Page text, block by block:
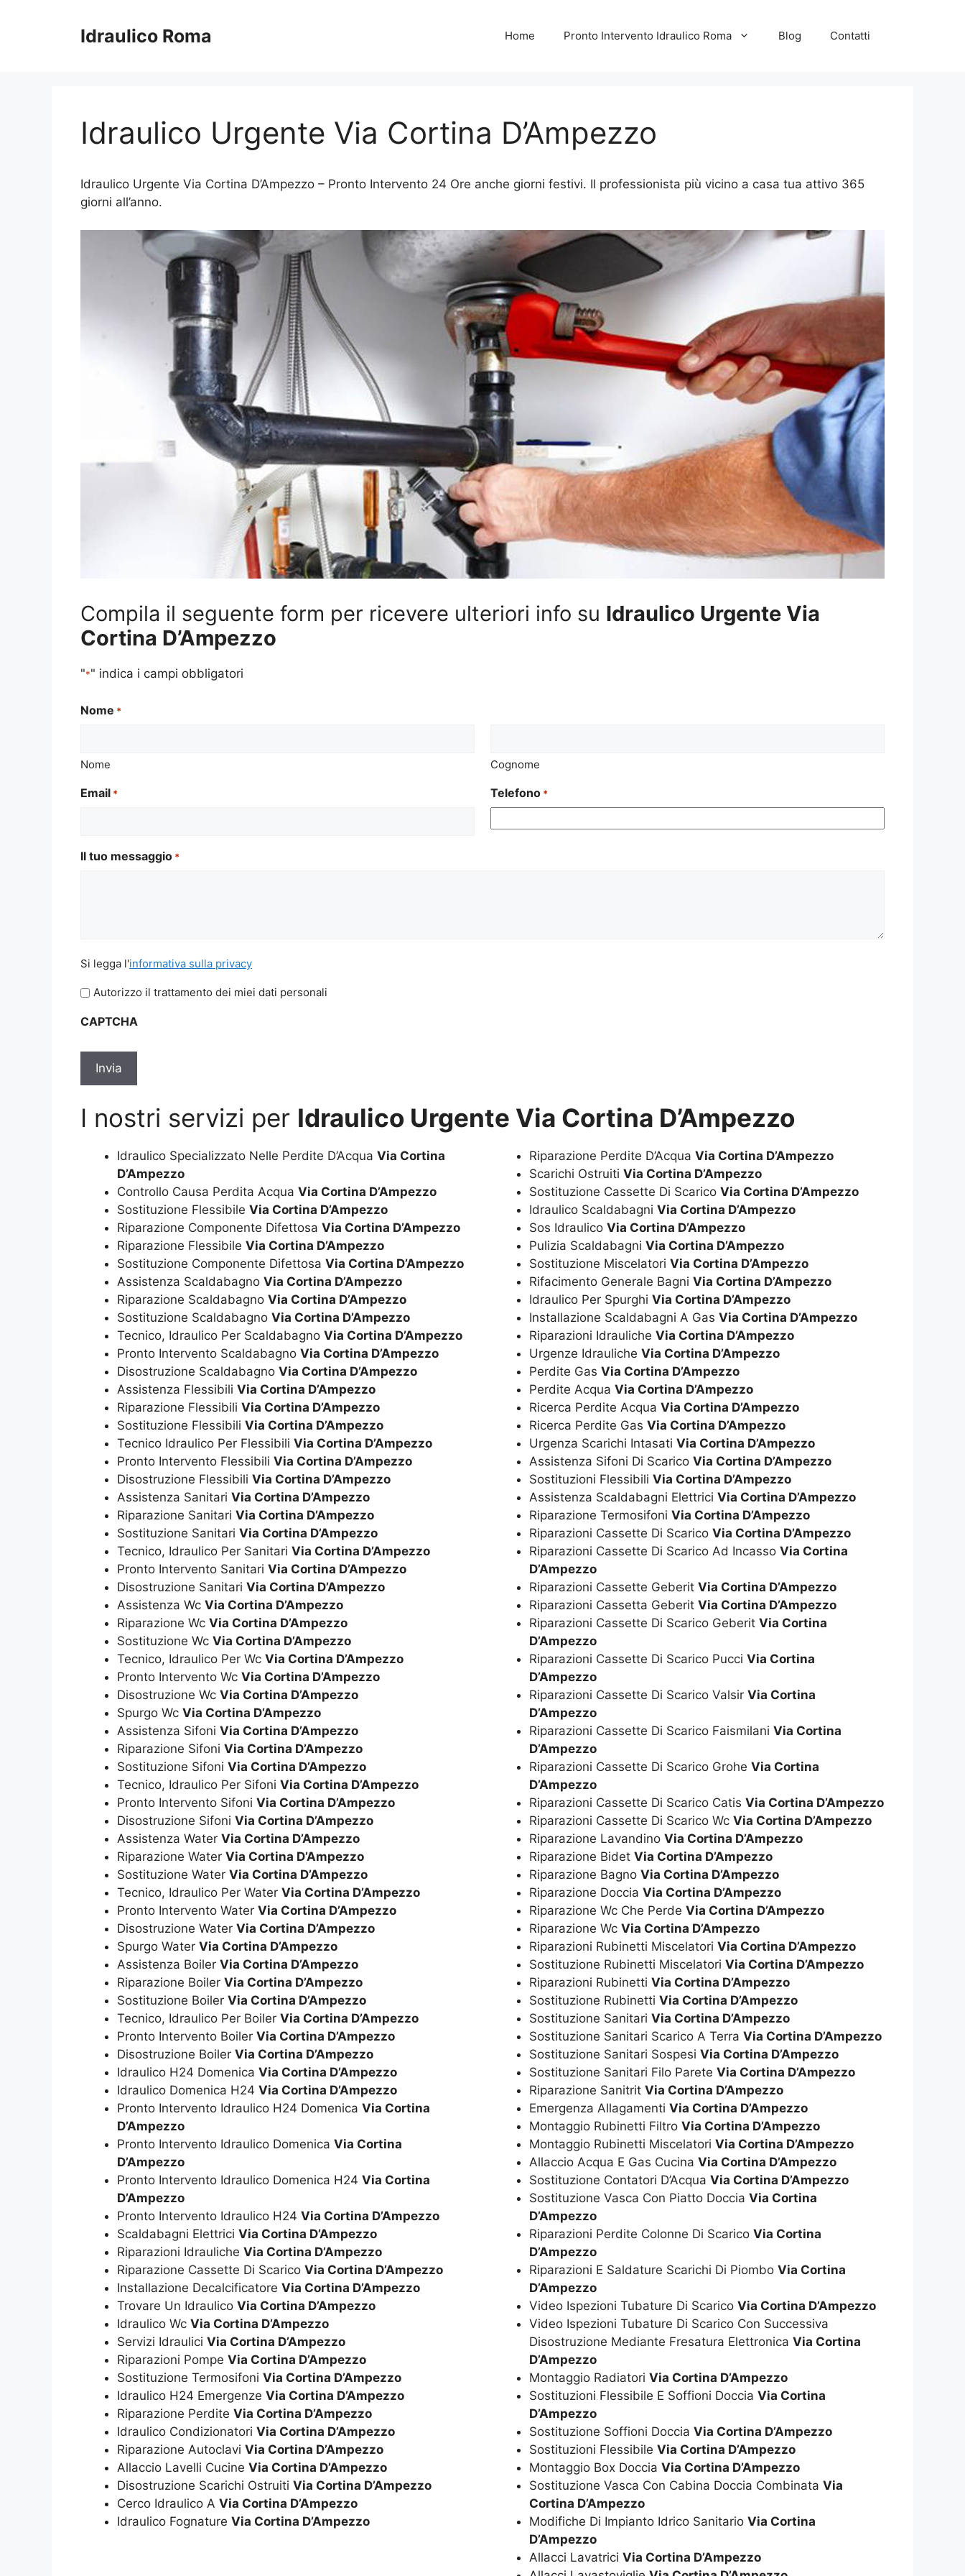
Idraulico Roma Home Pronto Intervento Idraulico Roma Blog Contatti
Idraulico Urgente Via Cortina D’Ampezzo
Idraulico Urgente Via Cortina D’Ampezzo – Pronto Intervento 24 Ore anche giorni festivi. Il professionista più vicino a casa tua attivo 365
giorni all’anno.
Compila il seguente form per ricevere ulteriori info su Idraulico Urgente Via
Cortina D’Ampezzo
"*" indica i campi obbligatori
Nome *
Nome Cognome
Email * Telefono *
Il tuo messaggio *
Si
l'informativa
sulla
*
Si legga l'informativa sulla privacy
Autorizzo il trattamento dei miei dati personali
CAPTCHA
I nostri servizi per Idraulico Urgente Via Cortina D’Ampezzo
Idraulico Specializzato Nelle Perdite D’Acqua Via Cortina
D’Ampezzo
Controllo Causa Perdita Acqua Via Cortina D’Ampezzo
Sostituzione Flessibile Via Cortina D’Ampezzo
Riparazione Componente Difettosa Via Cortina D’Ampezzo
Riparazione Flessibile Via Cortina D’Ampezzo
Sostituzione Componente Difettosa Via Cortina D’Ampezzo
Assistenza Scaldabagno Via Cortina D’Ampezzo
Riparazione Scaldabagno Via Cortina D’Ampezzo
Sostituzione Scaldabagno Via Cortina D’Ampezzo
Tecnico, Idraulico Per Scaldabagno Via Cortina D’Ampezzo
Pronto Intervento Scaldabagno Via Cortina D’Ampezzo
Disostruzione Scaldabagno Via Cortina D’Ampezzo
Assistenza Flessibili Via Cortina D’Ampezzo
Riparazione Flessibili Via Cortina D’Ampezzo
Sostituzione Flessibili Via Cortina D’Ampezzo
Tecnico Idraulico Per Flessibili Via Cortina D’Ampezzo
Pronto Intervento Flessibili Via Cortina D’Ampezzo
Disostruzione Flessibili Via Cortina D’Ampezzo
Assistenza Sanitari Via Cortina D’Ampezzo
Riparazione Sanitari Via Cortina D’Ampezzo
Sostituzione Sanitari Via Cortina D’Ampezzo
Tecnico, Idraulico Per Sanitari Via Cortina D’Ampezzo
Pronto Intervento Sanitari Via Cortina D’Ampezzo
Disostruzione Sanitari Via Cortina D’Ampezzo
Assistenza Wc Via Cortina D’Ampezzo
Riparazione Wc Via Cortina D’Ampezzo
Sostituzione Wc Via Cortina D’Ampezzo
Tecnico, Idraulico Per Wc Via Cortina D’Ampezzo
Pronto Intervento Wc Via Cortina D’Ampezzo
Disostruzione Wc Via Cortina D’Ampezzo
Spurgo Wc Via Cortina D’Ampezzo
Assistenza Sifoni Via Cortina D’Ampezzo
Riparazione Sifoni Via Cortina D’Ampezzo
Sostituzione Sifoni Via Cortina D’Ampezzo
Tecnico, Idraulico Per Sifoni Via Cortina D’Ampezzo
Pronto Intervento Sifoni Via Cortina D’Ampezzo
Disostruzione Sifoni Via Cortina D’Ampezzo
Assistenza Water Via Cortina D’Ampezzo
Riparazione Water Via Cortina D’Ampezzo
Sostituzione Water Via Cortina D’Ampezzo
Tecnico, Idraulico Per Water Via Cortina D’Ampezzo
Pronto Intervento Water Via Cortina D’Ampezzo
Disostruzione Water Via Cortina D’Ampezzo
Spurgo Water Via Cortina D’Ampezzo
Assistenza Boiler Via Cortina D’Ampezzo
Riparazione Boiler Via Cortina D’Ampezzo
Sostituzione Boiler Via Cortina D’Ampezzo
Tecnico, Idraulico Per Boiler Via Cortina D’Ampezzo
Pronto Intervento Boiler Via Cortina D’Ampezzo
Disostruzione Boiler Via Cortina D’Ampezzo
Idraulico H24 Domenica Via Cortina D’Ampezzo
Idraulico Domenica H24 Via Cortina D’Ampezzo
Pronto Intervento Idraulico H24 Domenica Via Cortina
D’Ampezzo
Pronto Intervento Idraulico Domenica Via Cortina
D’Ampezzo
Pronto Intervento Idraulico Domenica H24 Via Cortina
D’Ampezzo
Pronto Intervento Idraulico H24 Via Cortina D’Ampezzo
Scaldabagni Elettrici Via Cortina D’Ampezzo
Riparazioni Idrauliche Via Cortina D’Ampezzo
Riparazione Cassette Di Scarico Via Cortina D’Ampezzo
Installazione Decalcificatore Via Cortina D’Ampezzo
Trovare Un Idraulico Via Cortina D’Ampezzo
Idraulico Wc Via Cortina D’Ampezzo
Servizi Idraulici Via Cortina D’Ampezzo
Riparazioni Pompe Via Cortina D’Ampezzo
Sostituzione Termosifoni Via Cortina D’Ampezzo
Idraulico H24 Emergenze Via Cortina D’Ampezzo
Riparazione Perdite Via Cortina D’Ampezzo
Idraulico Condizionatori Via Cortina D’Ampezzo
Riparazione Autoclavi Via Cortina D’Ampezzo
Allaccio Lavelli Cucine Via Cortina D’Ampezzo
Disostruzione Scarichi Ostruiti Via Cortina D’Ampezzo
Cerco Idraulico A Via Cortina D’Ampezzo
Idraulico Fognature Via Cortina D’Ampezzo
Riparazione Perdite D’AcquaVia Cortina D’Ampezzo
Scarichi OstruitiVia Cortina D’Ampezzo
Sostituzione Cassette Di ScaricoVia Cortina D’Ampezzo
Idraulico ScaldabagniVia Cortina D’Ampezzo
Sos IdraulicoVia Cortina D’Ampezzo
Pulizia ScaldabagniVia Cortina D’Ampezzo
Sostituzione MiscelatoriVia Cortina D’Ampezzo
Rifacimento Generale BagniVia Cortina D’Ampezzo
Idraulico Per SpurghiVia Cortina D’Ampezzo
Installazione Scaldabagni A GasVia Cortina D’Ampezzo
Riparazioni IdraulicheVia Cortina D’Ampezzo
Urgenze IdraulicheVia Cortina D’Ampezzo
Perdite GasVia Cortina D’Ampezzo
Perdite AcquaVia Cortina D’Ampezzo
Ricerca Perdite AcquaVia Cortina D’Ampezzo
Ricerca Perdite GasVia Cortina D’Ampezzo
Urgenza Scarichi IntasatiVia Cortina D’Ampezzo
Assistenza Sifoni Di ScaricoVia Cortina D’Ampezzo
Sostituzioni FlessibiliVia Cortina D’Ampezzo
Assistenza Scaldabagni ElettriciVia Cortina D’Ampezzo
Riparazione TermosifoniVia Cortina D’Ampezzo
Riparazioni Cassette Di ScaricoVia Cortina D’Ampezzo
Riparazioni Cassette Di Scarico Ad IncassoVia Cortina
D’Ampezzo
Riparazioni Cassette GeberitVia Cortina D’Ampezzo
Riparazioni Cassetta GeberitVia Cortina D’Ampezzo
Riparazioni Cassette Di Scarico GeberitVia Cortina
D’Ampezzo
Riparazioni Cassette Di Scarico PucciVia Cortina
D’Ampezzo
Riparazioni Cassette Di Scarico ValsirVia Cortina
D’Ampezzo
Riparazioni Cassette Di Scarico FaismilaniVia Cortina
D’Ampezzo
Riparazioni Cassette Di Scarico GroheVia Cortina
D’Ampezzo
Riparazioni Cassette Di Scarico CatisVia Cortina D’Ampezzo
Riparazioni Cassette Di Scarico WcVia Cortina D’Ampezzo
Riparazione LavandinoVia Cortina D’Ampezzo
Riparazione BidetVia Cortina D’Ampezzo
Riparazione BagnoVia Cortina D’Ampezzo
Riparazione DocciaVia Cortina D’Ampezzo
Riparazione Wc Che PerdeVia Cortina D’Ampezzo
Riparazione WcVia Cortina D’Ampezzo
Riparazioni Rubinetti MiscelatoriVia Cortina D’Ampezzo
Sostituzione Rubinetti MiscelatoriVia Cortina D’Ampezzo
Riparazioni RubinettiVia Cortina D’Ampezzo
Sostituzione RubinettiVia Cortina D’Ampezzo
Sostituzione SanitariVia Cortina D’Ampezzo
Sostituzione Sanitari Scarico A TerraVia Cortina D’Ampezzo
Sostituzione Sanitari SospesiVia Cortina D’Ampezzo
Sostituzione Sanitari Filo PareteVia Cortina D’Ampezzo
Riparazione SanitritVia Cortina D’Ampezzo
Emergenza AllagamentiVia Cortina D’Ampezzo
Montaggio Rubinetti FiltroVia Cortina D’Ampezzo
Montaggio Rubinetti MiscelatoriVia Cortina D’Ampezzo
Allaccio Acqua E Gas CucinaVia Cortina D’Ampezzo
Sostituzione Contatori D’AcquaVia Cortina D’Ampezzo
Sostituzione Vasca Con Piatto DocciaVia Cortina
D’Ampezzo
Riparazioni Perdite Colonne Di ScaricoVia Cortina
D’Ampezzo
Riparazioni E Saldature Scarichi Di PiomboVia Cortina
D’Ampezzo
Video Ispezioni Tubature Di ScaricoVia Cortina D’Ampezzo
Video Ispezioni Tubature Di Scarico Con Successiva
Disostruzione Mediante Fresatura ElettronicaVia Cortina
D’Ampezzo
Montaggio RadiatoriVia Cortina D’Ampezzo
Sostituzioni Flessibile E Soffioni DocciaVia Cortina
D’Ampezzo
Sostituzione Soffioni DocciaVia Cortina D’Ampezzo
Sostituzioni FlessibileVia Cortina D’Ampezzo
Montaggio Box DocciaVia Cortina D’Ampezzo
Sostituzione Vasca Con Cabina Doccia CombinataVia
Cortina D’Ampezzo
Modifiche Di Impianto Idrico SanitarioVia Cortina
D’Ampezzo
Allacci LavatriciVia Cortina D’Ampezzo